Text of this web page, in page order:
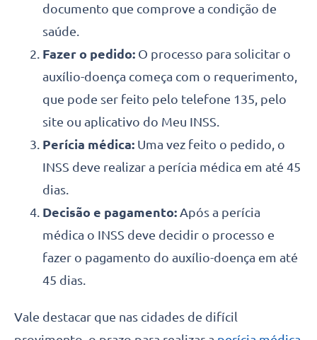
documento que comprove a condição de
saúde.
Fazer o pedido: O processo para solicitar o
auxílio-doença começa com o requerimento,
que pode ser feito pelo telefone 135, pelo
site ou aplicativo do Meu INSS.
Perícia médica: Uma vez feito o pedido, o
INSS deve realizar a perícia médica em até 45
dias.
Decisão e pagamento: Após a perícia
médica o INSS deve decidir o processo e
fazer o pagamento do auxílio-doença em até
45 dias.
Vale destacar que nas cidades de difícil